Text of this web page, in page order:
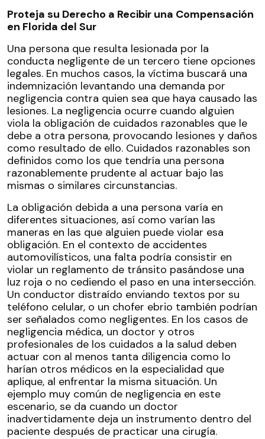
Proteja su Derecho a Recibir una Compensación
en Florida del Sur
Una persona que resulta lesionada por la
conducta negligente de un tercero tiene opciones
legales. En muchos casos, la víctima buscará una
indemnización levantando una demanda por
negligencia contra quien sea que haya causado las
lesiones. La negligencia ocurre cuando alguien
viola la obligación de cuidados razonables que le
debe a otra persona, provocando lesiones y daños
como resultado de ello. Cuidados razonables son
definidos como los que tendría una persona
razonablemente prudente al actuar bajo las
mismas o similares circunstancias.
La obligación debida a una persona varía en
diferentes situaciones, así como varían las
maneras en las que alguien puede violar esa
obligación. En el contexto de accidentes
automovilísticos, una falta podría consistir en
violar un reglamento de tránsito pasándose una
luz roja o no cediendo el paso en una intersección.
Un conductor distraído enviando textos por su
teléfono celular, o un chofer ebrio también podrían
ser señalados como negligentes. En los casos de
negligencia médica, un doctor y otros
profesionales de los cuidados a la salud deben
actuar con al menos tanta diligencia como lo
harían otros médicos en la especialidad que
aplique, al enfrentar la misma situación. Un
ejemplo muy común de negligencia en este
escenario, se da cuando un doctor
inadvertidamente deja un instrumento dentro del
paciente después de practicar una cirugía.